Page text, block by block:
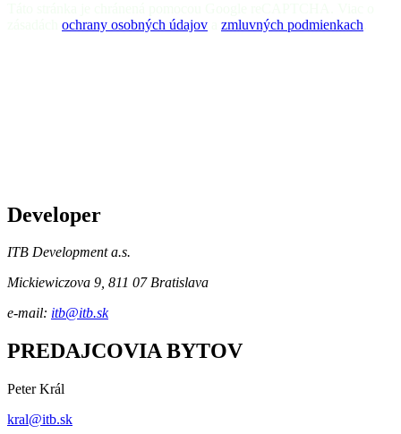
ochrany osobných údajov zmluvných podmienkach
Developer
ITB Development a.s.
Mickiewiczova 9, 811 07 Bratislava
e-mail: itb@itb.sk
PREDAJCOVIA BYTOV
Peter Král
kral@itb.sk